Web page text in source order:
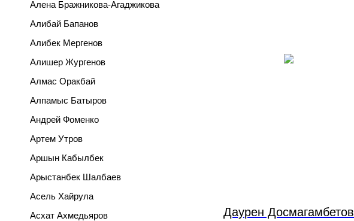
Алена Бражникова-Агаджикова
Алибай Бапанов
Алибек Мергенов
Алишер Жургенов
Алмас Оракбай
Алпамыс Батыров
Андрей Фоменко
Артем Утров
Аршын Кабылбек
Арыстанбек Шалбаев
Асель Хайрула
Асхат Ахмедьяров
Даурен Досмагамбетов